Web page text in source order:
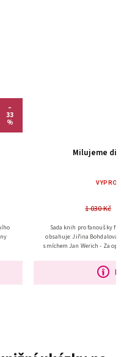
–
33
%
Milujeme
1 030 Kč
Sada knih pro fanoušky
obsahuje: Jiřina Bohdalová - Můj život mezi slzami a
smíchem Jan Werich - Za